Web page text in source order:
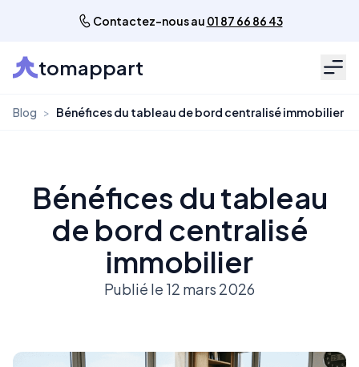
Contactez-nous au 01 87 66 86 43
tomappart
Blog > Bénéfices du tableau de bord centralisé immobilier
Bénéfices du tableau
de bord centralisé
immobilier
Publié le 12 mars 2026